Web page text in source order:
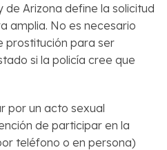
de Arizona define la solicitud
amplia. No es necesario
prostitución para ser
si la policía cree que
por un acto sexual
de participar en la
teléfono o en persona)